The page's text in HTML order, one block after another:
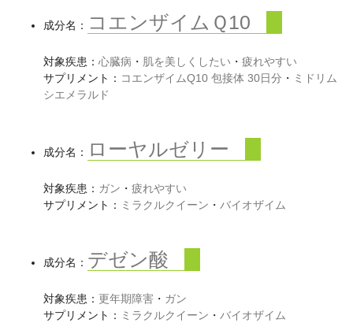
成分名： コエンザイムＱ10
対象疾患： 心臓病 ・ 肌を美しくしたい ・ 疲れやすい
サプリメント： コエンザイムQ10 包接体 30日分 ・ ミドリム
シエメラルド
成分名： ローヤルゼリー
対象疾患： ガン ・ 疲れやすい
サプリメント： ミラクルクイーン ・ バイオザイム
成分名： デゼン酸
対象疾患： 更年期障害 ・ ガン
サプリメント： ミラクルクイーン ・ バイオザイム